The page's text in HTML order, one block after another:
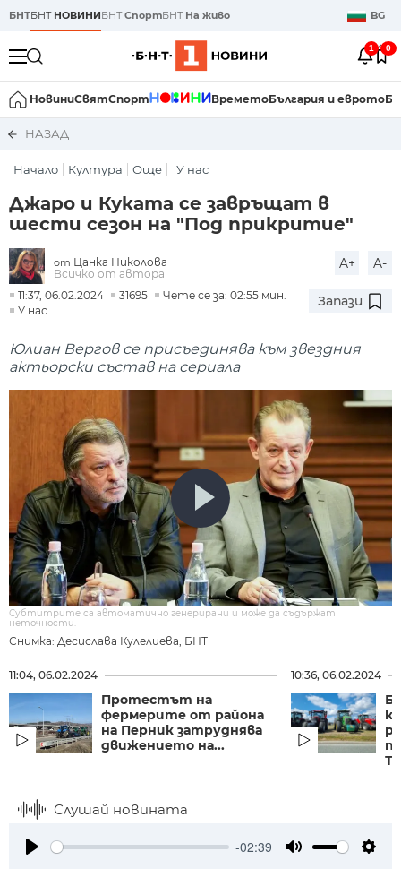
БНТБНТ НОВИНИБНТСпортБНТ На живо BG
1 0
НовиниСвятСпорт ВреметоБългария и еврото
НАЗАД
Начало Култура Още У нас
Джаро и Куката се завръщат в
шести сезон на "Под прикритие"
от Цанка Николова
Всичко от автора
A+ A-
11:37, 06.02.2024 31695
Чете се за: 02:55 мин.
У нас
Запази
Юлиан Вергов се присъединява към звездния
актьорски състав на сериала
Снимка: Десислава Кулелиева, БНТ
Субтитрите са автоматично генерирани и може да съдържат
неточности.
11:04, 06.02.2024
Протестът на
фермерите от района
на Перник затруднява
движението на...
10:36, 06.02.2024
Слушай новината
-02:39